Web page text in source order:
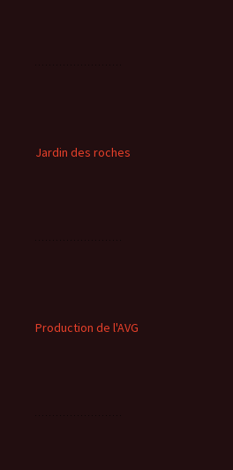
Jardin des roches
Production de l'AVG